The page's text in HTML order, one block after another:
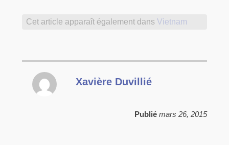
Cet article apparaît également dans Vietnam
Xavière Duvillié
Publié mars 26, 2015